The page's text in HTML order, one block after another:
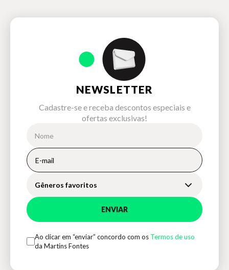
NEWSLETTER
Cadastre-se e receba descontos especiais e
ofertas exclusivas!
Gêneros favoritos
ENVIAR
Ao clicar em “enviar” concordo com os Termos de uso
da Martins Fontes